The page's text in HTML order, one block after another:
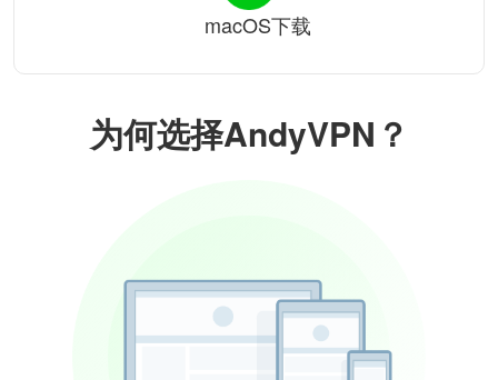
为何选择AndyVPN？
macOS下载